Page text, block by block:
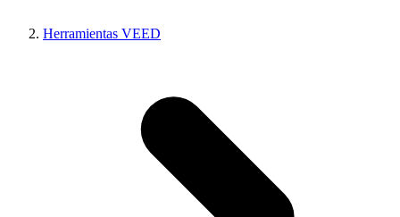
Herramientas VEED